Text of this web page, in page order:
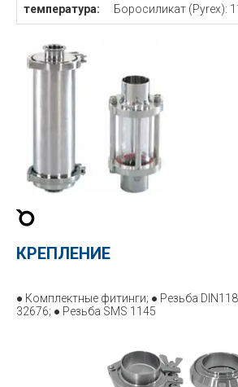
температура:
Боросиликат (Pyrex):
КРЕПЛЕНИЕ
● Комплектные фитинги; ● Резьба
32676; ● Резьба SMS 1145